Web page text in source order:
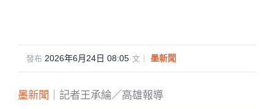
發布 2026年6月24日 08:05·文｜ 墨新聞
墨新聞 ｜記者王承綸／高雄報導